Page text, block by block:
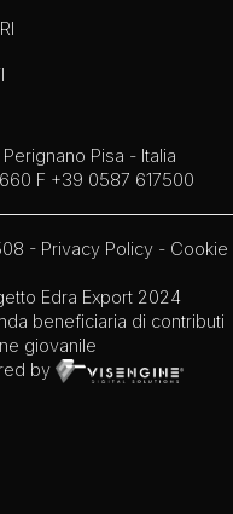
Pisa - Italia
F +39 0587 617500
- Privacy Policy- Cookie
Edra Export 2024
beneficiaria di contributi
giovanile
by